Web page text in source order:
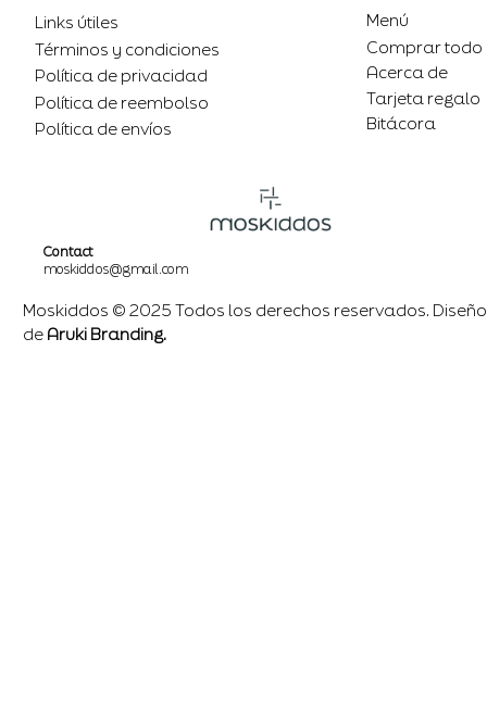
Links útiles
Términos y condiciones
Política de privacidad
Política de reembolso
Política de envíos
Menú
Comprar todo
Acerca de
Tarjeta regalo
Bitácora
Contact
moskiddos@gmail.com
Moskiddos © 2025 Todos los derechos reservados. Diseño
de Aruki Branding.